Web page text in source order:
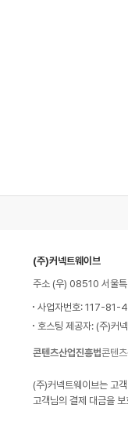
(주)커넥트웨이브
주소 (우) 08510 서울
사업자번호: 117-81-
호스팅 제공자: (주)커
콘텐츠산업진흥법콘텐
(주)커넥트웨이브는 고
고객님의 결제 대금을